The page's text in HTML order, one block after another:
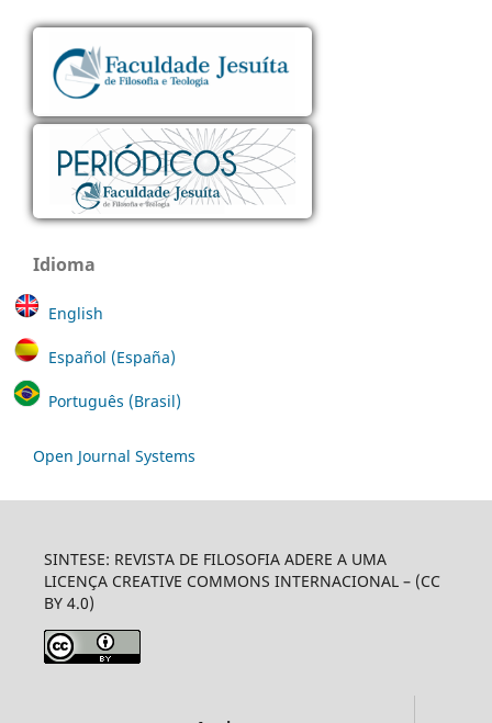
Idioma
English
Español (España)
Português (Brasil)
Open Journal Systems
SINTESE: REVISTA DE FILOSOFIA ADERE A UMA
LICENÇA CREATIVE COMMONS INTERNACIONAL – (CC
BY 4.0)